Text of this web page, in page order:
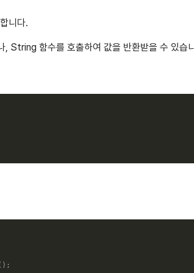
니다.
String 함수를 호출하여 값을 반환받을 수 있습
) ;